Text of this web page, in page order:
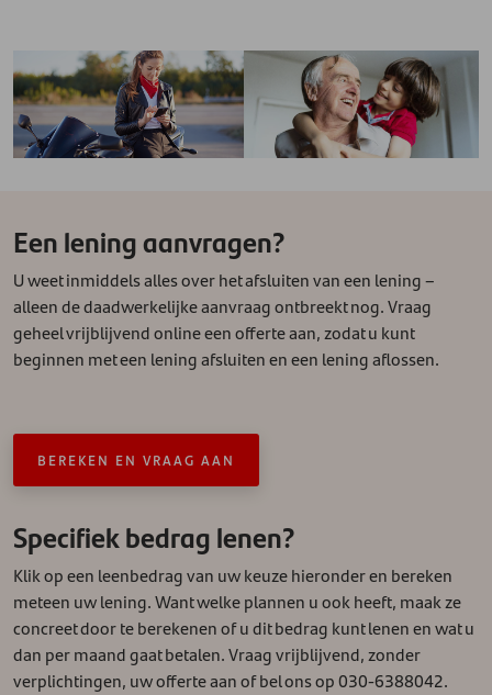
Een lening aanvragen?
U weet inmiddels alles over het afsluiten van een lening –
alleen de daadwerkelijke aanvraag ontbreekt nog. Vraag
geheel vrijblijvend online een offerte aan, zodat u kunt
beginnen met een lening afsluiten en een lening aflossen.
BEREKEN EN VRAAG AAN
Specifiek bedrag lenen?
Klik op een leenbedrag van uw keuze hieronder en bereken
meteen uw lening. Want welke plannen u ook heeft, maak ze
concreet door te berekenen of u dit bedrag kunt lenen en wat u
dan per maand gaat betalen. Vraag vrijblijvend, zonder
verplichtingen, uw offerte aan of bel ons op 030-6388042.